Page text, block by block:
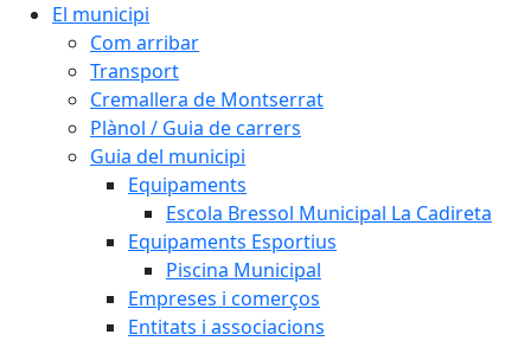
El municipi
Com arribar
Transport
Cremallera de Montserrat
Plànol / Guia de carrers
Guia del municipi
Equipaments
Escola Bressol Municipal La Cadireta
Equipaments Esportius
Piscina Municipal
Empreses i comerços
Entitats i associacions